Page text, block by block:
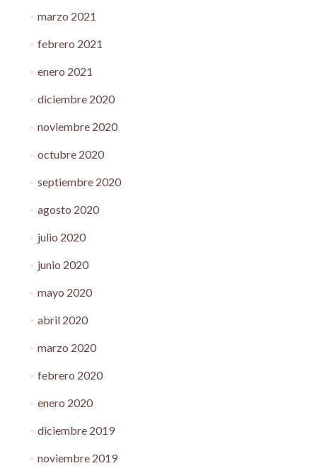
marzo 2021
febrero 2021
enero 2021
diciembre 2020
noviembre 2020
octubre 2020
septiembre 2020
agosto 2020
julio 2020
junio 2020
mayo 2020
abril 2020
marzo 2020
febrero 2020
enero 2020
diciembre 2019
noviembre 2019